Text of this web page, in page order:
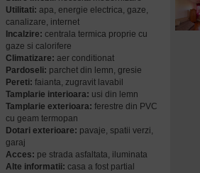
Utilitati: apa, energie electrica, gaze,
canalizare, internet
Incalzire: centrala termica proprie cu
gaze si calorifere
Climatizare: aer conditionat
Pardoseli: parchet din lemn, gresie
Pereti: faianta, zugravit lavabil
Tamplarie interioara: usi din lemn
Tamplarie exterioara: ferestre din PVC
cu geam termopan
Dotari exterioare: pavaje, spatii verzi,
garaj
Acces: pe strada asfaltata, iluminata
Alte informatii: casa a fost partial